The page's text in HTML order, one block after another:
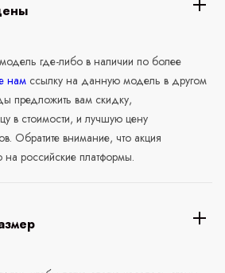
где-либо в наличии по более
нам ссылку на данную модель в другом
предложить вам скидку,
в стоимости, и лучшую цену
Обратите внимание, что акция
на российские платформы.